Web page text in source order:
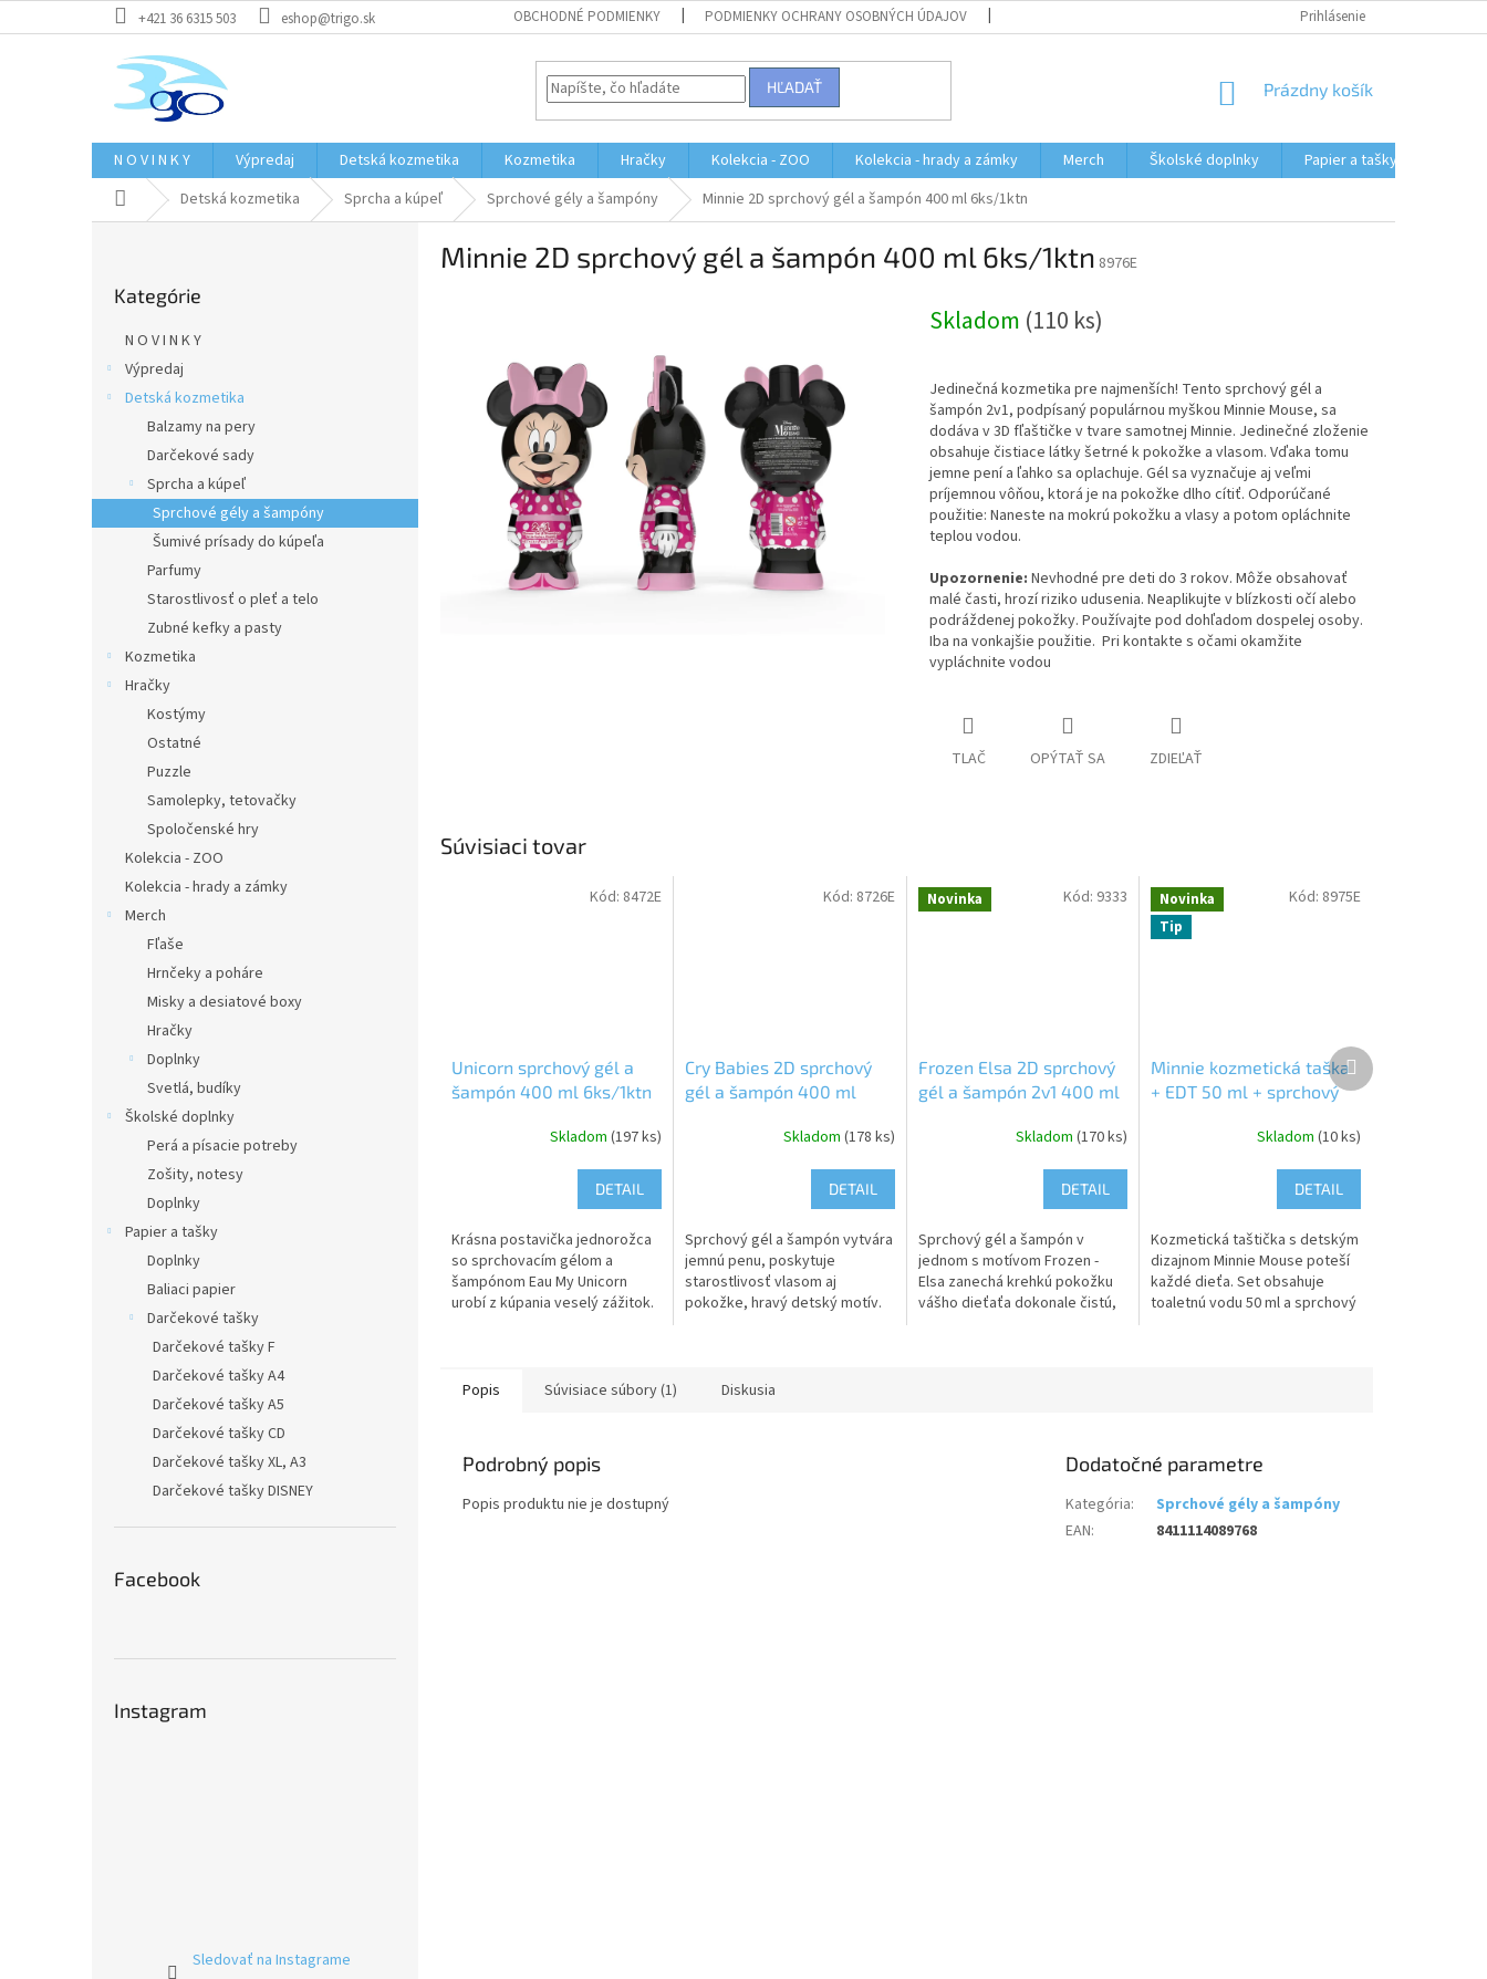
na
+421 36 6315 503 eshop@trigo.sk OBCHODNÉ PODMIENKY PODMIENKY OCHRANY OSOBNÝCH ÚDAJOV MOJA OBJEDNÁVKAPrihlásenie
HĽADAŤ
NÁKUPNÝ
Prázdny košík
N O V I N K Y Výpredaj Detská kozmetika Kozmetika Hračky Kolekcia - ZOO Kolekcia - hrady a zámky Merch Školské doplnky Papier a tašky
DomovDetská kozmetika Sprcha a kúpeľ Sprchové gély a šampóny Minnie 2D sprchový gél a šampón 400 ml 6ks/1ktn
kategórie
Kategórie
N O V I N K Y
Výpredaj
Detská kozmetika
Balzamy na pery
Darčekové sady
Sprcha a kúpeľ
Sprchové gély a šampóny
Šumivé prísady do kúpeľa
Parfumy
Starostlivosť o pleť a telo
Zubné kefky a pasty
Kozmetika
Hračky
Kostýmy
Ostatné
Puzzle
Samolepky, tetovačky
Spoločenské hry
Kolekcia - ZOO
Kolekcia - hrady a zámky
Merch
Fľaše
Hrnčeky a poháre
Misky a desiatové boxy
Hračky
Doplnky
Svetlá, budíky
Školské doplnky
Perá a písacie potreby
Zošity, notesy
Doplnky
Papier a tašky
Doplnky
Baliaci papier
Darčekové tašky
Darčekové tašky F
Darčekové tašky A4
Darčekové tašky A5
Darčekové tašky CD
Darčekové tašky XL, A3
Darčekové tašky DISNEY
Facebook
Instagram
Sledovať na Instagrame
Minnie 2D sprchový gél a šampón 400 ml 6ks/1ktn 8976E
Skladom (110 ks)
Jedinečná kozmetika pre najmenších! Tento sprchový gél a
šampón 2v1, podpísaný populárnou myškou Minnie Mouse, sa
dodáva v 3D fľaštičke v tvare samotnej Minnie. Jedinečné zloženie
obsahuje čistiace látky šetrné k pokožke a vlasom. Vďaka tomu
jemne pení a ľahko sa oplachuje. Gél sa vyznačuje aj veľmi
príjemnou vôňou, ktorá je na pokožke dlho cítiť. Odporúčané
použitie: Naneste na mokrú pokožku a vlasy a potom opláchnite
teplou vodou.
Upozornenie: Nevhodné pre deti do 3 rokov. Môže obsahovať
malé časti, hrozí riziko udusenia. Neaplikujte v blízkosti očí alebo
podráždenej pokožky. Používajte pod dohľadom dospelej osoby.
Iba na vonkajšie použitie. Pri kontakte s očami okamžite
vypláchnite vodou
TLAČ OPÝTAŤ SA ZDIEĽAŤ
Súvisiaci tovar
Unicorn sprchový gél a
šampón 400 ml 6ks/1ktn
Skladom (197 ks)
DETAIL
Krásna postavička jednorožca
so sprchovacím gélom a
šampónom Eau My Unicorn
urobí z kúpania veselý zážitok.
Kód: 8472E
Cry Babies 2D sprchový
gél a šampón 400 ml
Skladom (178 ks)
DETAIL
Sprchový gél a šampón vytvára
jemnú penu, poskytuje
starostlivosť vlasom aj
pokožke, hravý detský motív.
Kód: 8726E Novinka
Frozen Elsa 2D sprchový
gél a šampón 2v1 400 ml
Skladom(170 ks)
DETAIL
Sprchový gél a šampón v
jednom s motívom Frozen -
Elsa zanechá krehkú pokožku
vášho dieťaťa dokonale čistú,
Kód: 9333
Novinka
Tip
Minnie kozmetická taška
+ EDT 50 ml + sprchový
Skladom (10 ks)
DETAIL
Kozmetická taštička s detským
dizajnom Minnie Mouse poteší
každé dieťa. Set obsahuje
toaletnú vodu 50 ml a sprchový
Kód: 8975E
Ďalší
produkt
Popis Súvisiace súbory (1) Diskusia
Podrobný popis
Popis produktu nie je dostupný
Dodatočné parametre
Kategória:
Sprchové gély a šampóny
EAN: 8411114089768